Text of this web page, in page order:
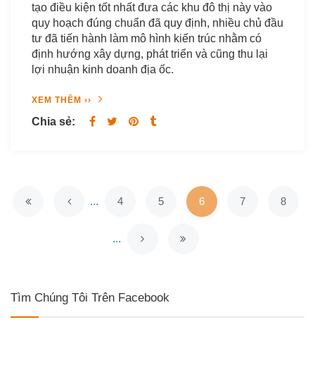
tạo điều kiện tốt nhất đưa các khu đô thị này vào
quy hoạch đúng chuẩn đã quy định, nhiều chủ đầu
tư đã tiến hành làm mô hình kiến trúc nhằm có
định hướng xây dựng, phát triển và cũng thu lại
lợi nhuận kinh doanh địa ốc.
XEM THÊM ››
Chia sẻ:
... 4 5 6 7 8
...
Tìm Chúng Tôi Trên Facebook